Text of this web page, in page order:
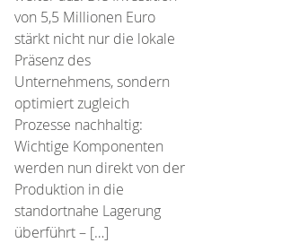
von 5,5 Millionen Euro
stärkt nicht nur die lokale
Präsenz des
Unternehmens, sondern
optimiert zugleich
Prozesse nachhaltig:
Wichtige Komponenten
werden nun direkt von der
Produktion in die
standortnahe Lagerung
überführt – […]